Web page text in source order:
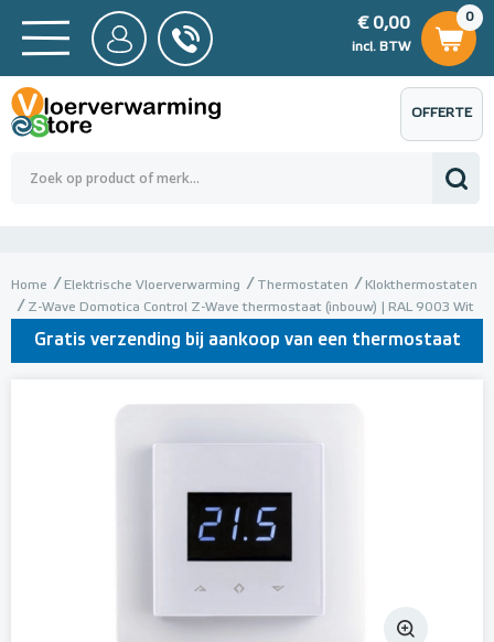
BTW
0,00
0
€ 0,00
incl. BTW
€ 0,00
OFFERTE
AANVRAGEN
Home Elektrische Vloerverwarming Thermostaten
Klokthermostaten
Z-Wave Domotica Control Z-Wave thermostaat (inbouw) | RAL 9003 Wit
Gratis verzending bij aankoop van een thermostaat